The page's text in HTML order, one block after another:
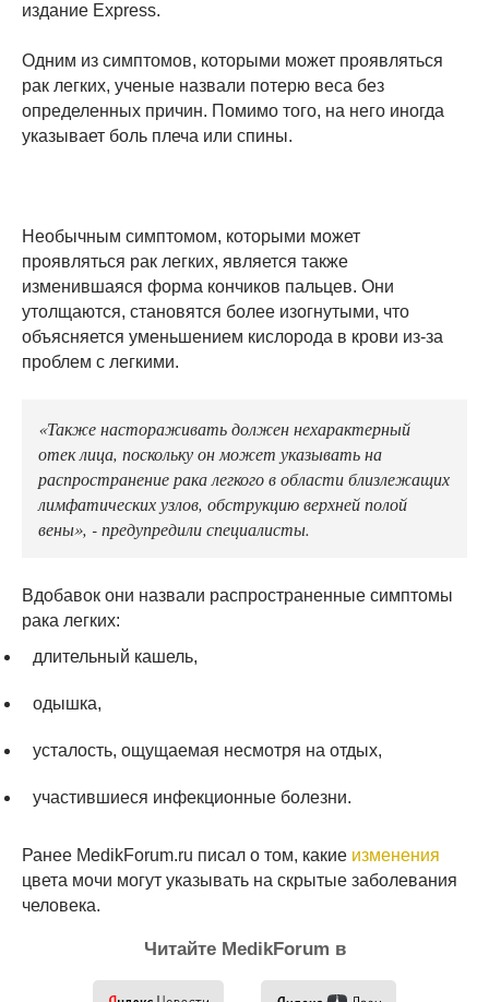
издание Express.
Одним из симптомов, которыми может проявляться
рак легких, ученые назвали потерю веса без
определенных причин. Помимо того, на него иногда
указывает боль плеча или спины.
Необычным симптомом, которыми может
проявляться рак легких, является также
изменившаяся форма кончиков пальцев. Они
утолщаются, становятся более изогнутыми, что
объясняется уменьшением кислорода в крови из-за
проблем с легкими.
«Также настораживать должен нехарактерный
отек лица, поскольку он может указывать на
распространение рака легкого в области близлежащих
лимфатических узлов, обструкцию верхней полой
вены», - предупредили специалисты.
Вдобавок они назвали распространенные симптомы
рака легких:
длительный кашель,
одышка,
усталость, ощущаемая несмотря на отдых,
участившиеся инфекционные болезни.
Ранее MedikForum.ru писал о том, какие изменения
цвета мочи могут указывать на скрытые заболевания
человека.
Читайте MedikForum в